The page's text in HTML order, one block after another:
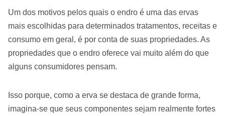
Um dos motivos pelos quais o endro é uma das ervas
mais escolhidas para determinados tratamentos, receitas e
consumo em geral, é por conta de suas propriedades. As
propriedades que o endro oferece vai muito além do que
alguns consumidores pensam.
Isso porque, como a erva se destaca de grande forma,
imagina-se que seus componentes sejam realmente fortes